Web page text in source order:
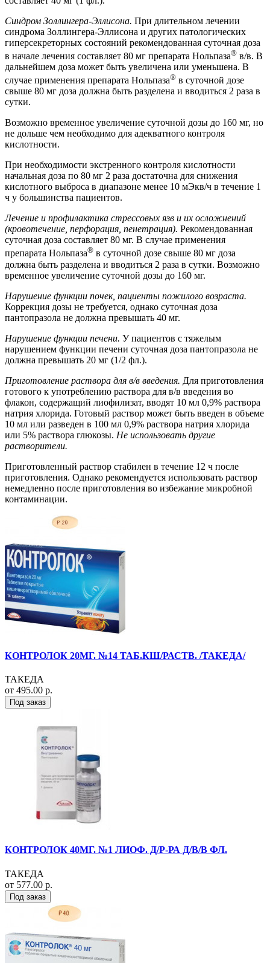
Синдром Золлингера-Эллисона. При длительном лечении
синдрома Золлингера-Эллисона и других патологических
гиперсекреторных состояний рекомендованная суточная доза
в начале лечения составляет 80 мг препарата Нольпаза® в/в. В
дальнейшем доза может быть увеличена или уменьшена. В
случае применения препарата Нольпаза® в суточной дозе
свыше 80 мг доза должна быть разделена и вводиться 2 раза в
сутки.
Возможно временное увеличение суточной дозы до 160 мг, но
не дольше чем необходимо для адекватного контроля
кислотности.
При необходимости экстренного контроля кислотности
начальная доза по 80 мг 2 раза достаточна для снижения
кислотного выброса в диапазоне менее 10 мЭкв/ч в течение 1
ч у большинства пациентов.
Лечение и профилактика стрессовых язв и их осложнений
(кровотечение, перфорация, пенетрация). Рекомендованная
суточная доза составляет 80 мг. В случае применения
препарата Нольпаза® в суточной дозе свыше 80 мг доза
должна быть разделена и вводиться 2 раза в сутки. Возможно
временное увеличение суточной дозы до 160 мг.
Нарушение функции почек, пациенты пожилого возраста.
Коррекция дозы не требуется, однако суточная доза
пантопразола не должна превышать 40 мг.
Нарушение функции печени. У пациентов с тяжелым
нарушением функции печени суточная доза пантопразола не
должна превышать 20 мг (1/2 фл.).
Приготовление раствора для в/в введения. Для приготовления
готового к употреблению раствора для в/в введения во
флакон, содержащий лиофилизат, вводят 10 мл 0,9% раствора
натрия хлорида. Готовый раствор может быть введен в объеме
10 мл или разведен в 100 мл 0,9% раствора натрия хлорида
или 5% раствора глюкозы. Не использовать другие
растворители.
Приготовленный раствор стабилен в течение 12 ч после
приготовления. Однако рекомендуется использовать раствор
немедленно после приготовления во избежание микробной
контаминации.
КОНТРОЛОК 20МГ. №14 ТАБ.КШ/РАСТВ. /ТАКЕДА/
ТАКЕДА
от 495.00 р.
Под заказ
КОНТРОЛОК 40МГ. №1 ЛИОФ. Д/Р-РА Д/В/В ФЛ.
ТАКЕДА
от 577.00 р.
Под заказ